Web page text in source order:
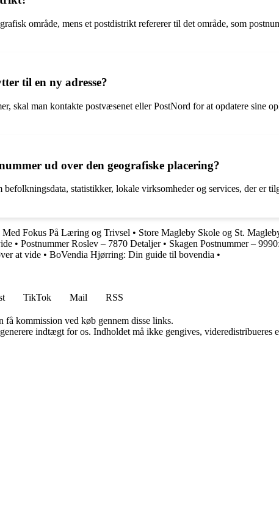
område, mens et postdistrikt refererer til det område, som
til en ny adresse?
skal man kontakte postvæsenet eller PostNord for at opdatere sine
ud over den geografiske placering?
statistikker, lokale virksomheder og services, der er
Fokus På Læring og Trivsel • Store Magleby Skole og St.
• Postnummer Roslev – 7870 Detaljer• Skagen Postnummer –
at vide • BoVendia Hjørring: Din guide til bovendia •
TikTok Mail
RSS
kommission ved køb gennem disse links.
indtægt for os. Indholdet må ikke gengives, videredistribueres